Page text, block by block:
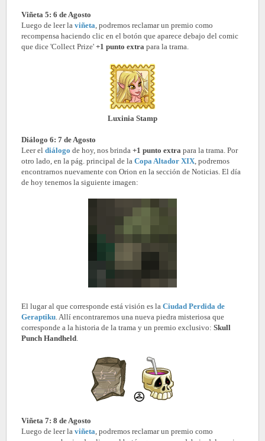
Viñeta 5: 6 de Agosto
Luego de leer la viñeta , podremos reclamar un premio como
recompensa haciendo clic en el botón que aparece debajo del comic
que dice 'Collect Prize' +1 punto extra para la trama.
Luxinia Stamp
Diálogo 6: 7 de Agosto
Leer el diálogo de hoy, nos brinda +1 punto extra para la trama. Por
otro lado, en la pág. principal de la Copa Altador XIX , podremos
encontrarnos nuevamente con Orion en la sección de Noticias. El día
de hoy tenemos la siguiente imagen:
El lugar al que corresponde está visión es la Ciudad Perdida de
Geraptiku . Allí encontraremos una nueva piedra misteriosa que
corresponde a la historia de la trama y un premio exclusivo: Skull
Punch Handheld
Viñeta 7: 8 de Agosto
Luego de leer la viñeta , podremos reclamar un premio como